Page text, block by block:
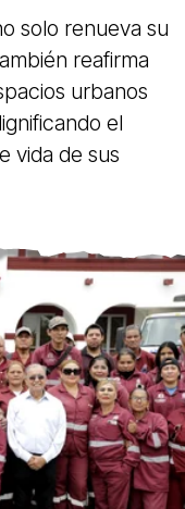
solo renueva su
reafirma
urbanos
el
vida de sus